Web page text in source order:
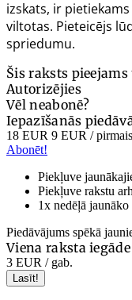
izskats, ir
viltotas. Pieteicējs
spriedumu.
Šis raksts
Autorizējies
Vēl neabonē?
Iepazīšanās
18 EUR 9 EUR /
Abonēt!
Piekļuve
Piekļuve rakstu
1x nedēļā
Piedāvājums spēkā
Viena raksta iegāde
3 EUR / gab.
Lasīt!